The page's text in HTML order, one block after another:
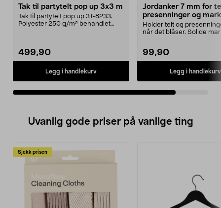
Tak til partytelt pop up 3x3 m
Tak til partytelt pop up 31-8233.
Polyester 250 g/m² behandlet
499,90
Legg i handlekurv
Jordanker 7 mm for
presenninger og
10-pakning
Holder telt og
når det blåser. Solide
99,90
Legg i handlekurv
Uvanlig gode priser på vanlige ting
Sjekk prisen